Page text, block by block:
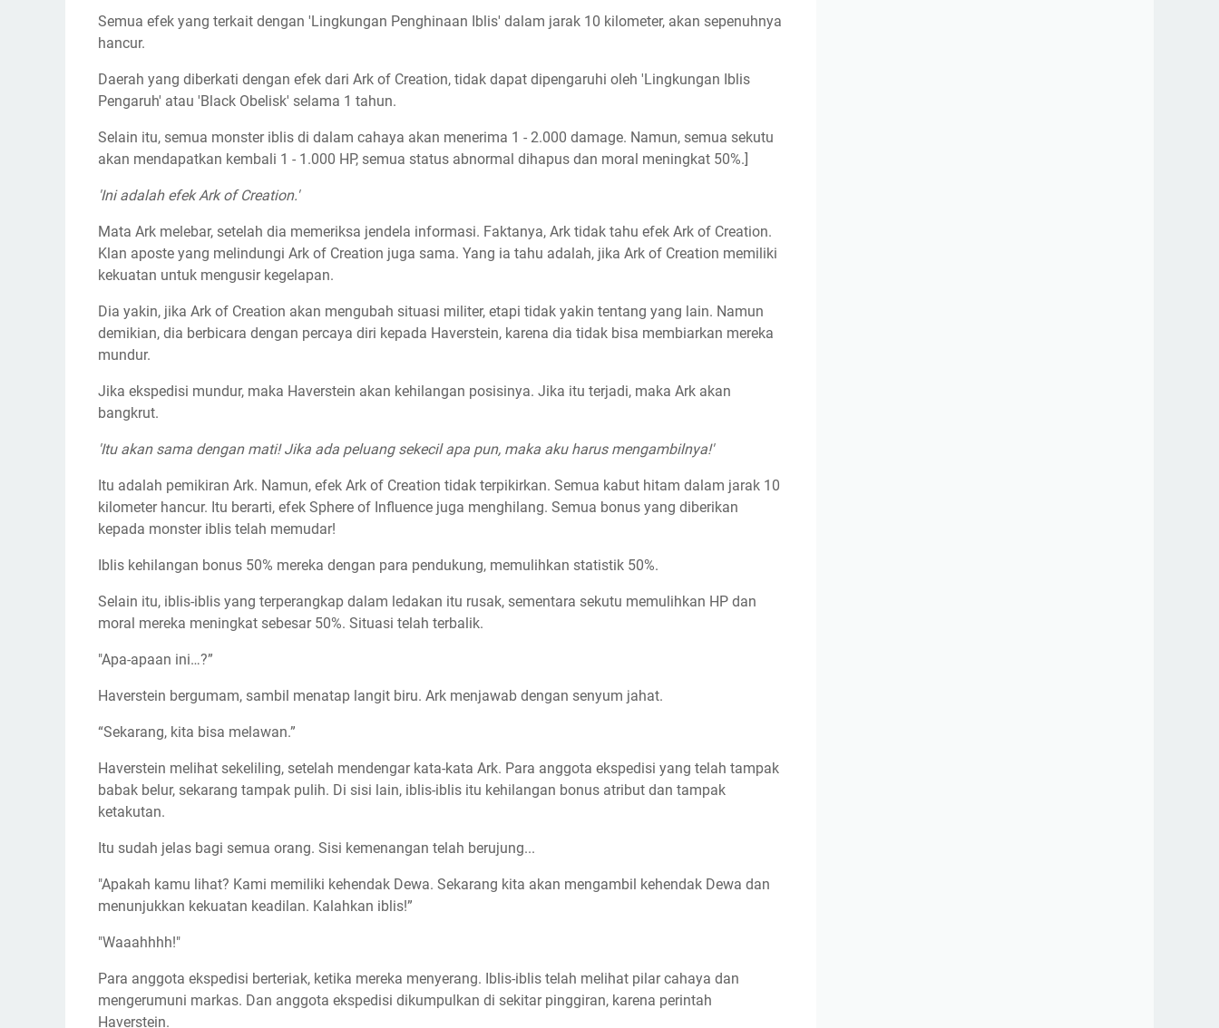
Semua efek yang terkait dengan 'Lingkungan Penghinaan Iblis' dalam jarak 10 kilometer, akan sepenuhnya
hancur.
Daerah yang diberkati dengan efek dari Ark of Creation, tidak dapat dipengaruhi oleh 'Lingkungan Iblis
Pengaruh' atau 'Black Obelisk' selama 1 tahun.
Selain itu, semua monster iblis di dalam cahaya akan menerima 1 - 2.000 damage. Namun, semua sekutu
akan mendapatkan kembali 1 - 1.000 HP, semua status abnormal dihapus dan moral meningkat 50%.]
'Ini adalah efek Ark of Creation.'
Mata Ark melebar, setelah dia memeriksa jendela informasi. Faktanya, Ark tidak tahu efek Ark of Creation.
Klan aposte yang melindungi Ark of Creation juga sama. Yang ia tahu adalah, jika Ark of Creation memiliki
kekuatan untuk mengusir kegelapan.
Dia yakin, jika Ark of Creation akan mengubah situasi militer, etapi tidak yakin tentang yang lain. Namun
demikian, dia berbicara dengan percaya diri kepada Haverstein, karena dia tidak bisa membiarkan mereka
mundur.
Jika ekspedisi mundur, maka Haverstein akan kehilangan posisinya. Jika itu terjadi, maka Ark akan
bangkrut.
'Itu akan sama dengan mati! Jika ada peluang sekecil apa pun, maka aku harus mengambilnya!'
Itu adalah pemikiran Ark. Namun, efek Ark of Creation tidak terpikirkan. Semua kabut hitam dalam jarak 10
kilometer hancur. Itu berarti, efek Sphere of Influence juga menghilang. Semua bonus yang diberikan
kepada monster iblis telah memudar!
Iblis kehilangan bonus 50% mereka dengan para pendukung, memulihkan statistik 50%.
Selain itu, iblis-iblis yang terperangkap dalam ledakan itu rusak, sementara sekutu memulihkan HP dan
moral mereka meningkat sebesar 50%. Situasi telah terbalik.
"Apa-apaan ini…?”
Haverstein bergumam, sambil menatap langit biru. Ark menjawab dengan senyum jahat.
“Sekarang, kita bisa melawan.”
Haverstein melihat sekeliling, setelah mendengar kata-kata Ark. Para anggota ekspedisi yang telah tampak
babak belur, sekarang tampak pulih. Di sisi lain, iblis-iblis itu kehilangan bonus atribut dan tampak
ketakutan.
Itu sudah jelas bagi semua orang. Sisi kemenangan telah berujung...
"Apakah kamu lihat? Kami memiliki kehendak Dewa. Sekarang kita akan mengambil kehendak Dewa dan
menunjukkan kekuatan keadilan. Kalahkan iblis!”
"Waaahhhh!"
Para anggota ekspedisi berteriak, ketika mereka menyerang. Iblis-iblis telah melihat pilar cahaya dan
mengerumuni markas. Dan anggota ekspedisi dikumpulkan di sekitar pinggiran, karena perintah
Haverstein.